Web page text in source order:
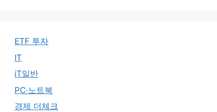
ETF 투자
IT
iT일반
PC·노트북
경제 더체크